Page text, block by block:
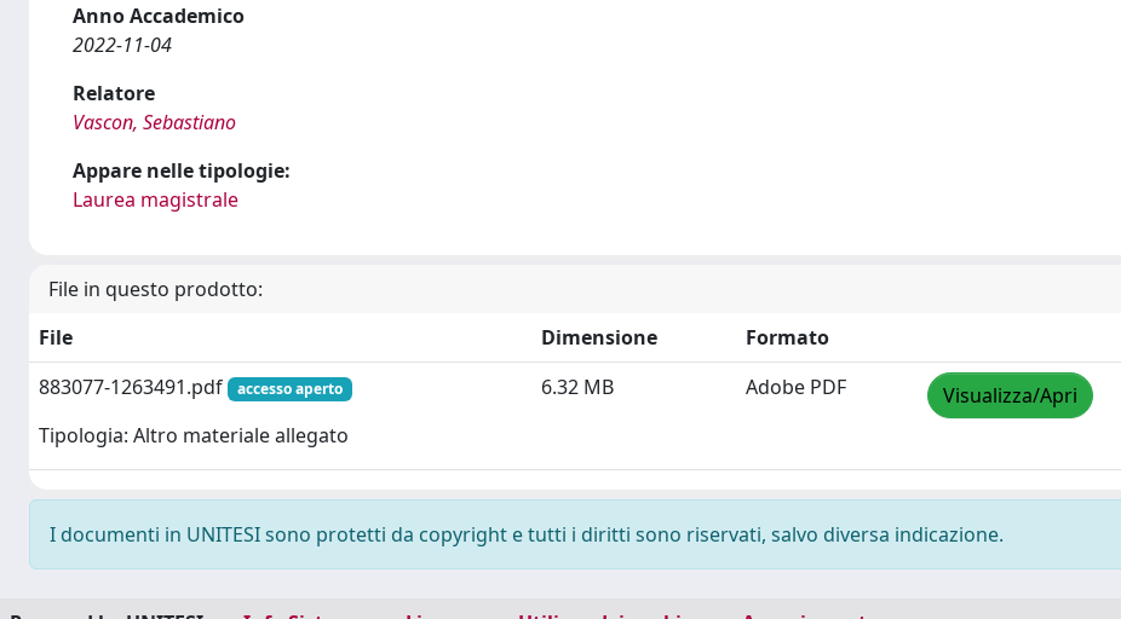
Anno Accademico
2022-11-04
Relatore
Vascon, Sebastiano
Appare nelle tipologie:
Laurea magistrale
File in questo prodotto:
File
Dimensione
Formato
883077-1263491.pdf
accesso aperto
Tipologia: Altro materiale allegato
6.32 MB Adobe PDF Visualizza/Apri
I documenti in UNITESI sono protetti da copyright e tutti i diritti sono riservati, salvo diversa indicazione.